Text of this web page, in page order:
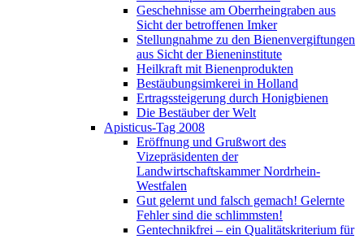
Geschehnisse am Oberrheingraben aus
Sicht der betroffenen Imker
Stellungnahme zu den Bienenvergiftungen
aus Sicht der Bieneninstitute
Heilkraft mit Bienenprodukten
Bestäubungsimkerei in Holland
Ertragssteigerung durch Honigbienen
Die Bestäuber der Welt
Apisticus-Tag 2008
Eröffnung und Grußwort des
Vizepräsidenten der
Landwirtschaftskammer Nordrhein-
Westfalen
Gut gelernt und falsch gemach! Gelernte
Fehler sind die schlimmsten!
Gentechnikfrei – ein Qualitätskriterium für